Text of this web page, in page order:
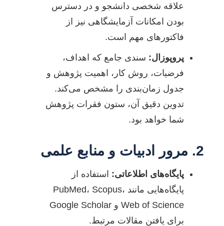
علاقه شخصی دانشجو و در دسترس
بودن امکانات آزمایشگاهی نیز از
فاکتورهای مهم است.
پروپوزال: سندی جامع که اهداف،
فرضیات، روش کار، اهمیت پژوهش و
جدول زمان‌بندی را مشخص می‌کند.
تدوین دقیق آن، ستون فقرات پژوهش
شما خواهد بود.
2. مرور ادبیات و منابع علمی
پایگاه‌های اطلاعاتی: استفاده از
پایگاه‌هایی مانند PubMed، Scopus،
Web of Science و Google Scholar
برای یافتن مقالات مرتبط.